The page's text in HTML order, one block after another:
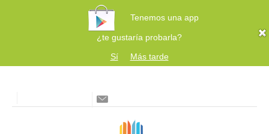
Tenemos una app
¿te gustaría probarla?
Sí
Más tarde